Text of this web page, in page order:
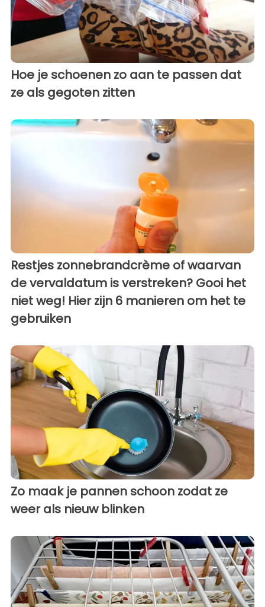
Hoe je schoenen zo aan te passen dat
ze als gegoten zitten
Restjes zonnebrandcrème of waarvan
de vervaldatum is verstreken? Gooi het
niet weg! Hier zijn 6 manieren om het te
gebruiken
Zo maak je pannen schoon zodat ze
weer als nieuw blinken